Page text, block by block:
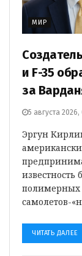
МИР
и F-35
за
5 августа 2026,
Эргун
известность
полимерных
самолетов-
ЧИТАТЬ ДАЛЕЕ